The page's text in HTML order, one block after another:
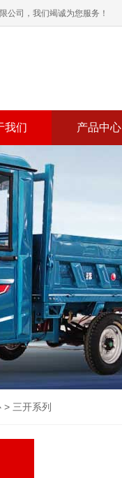
公司，我们竭诚为您服务！
我们 产品中心
> 三开系列